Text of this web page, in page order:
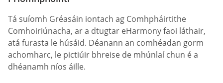
Tá suíomh Gréasáin iontach ag Comhpháirtithe
Comhoiriúnacha, ar a dtugtar eHarmony faoi láthair,
atá furasta le húsáid. Déanann an comhéadan gorm
achomharc, le pictiúir bhreise de mhúnlaí chun é a
dhéanamh níos áille.